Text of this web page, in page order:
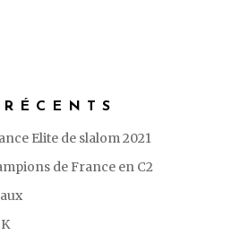
Elite de slalom 2021
de France en C2